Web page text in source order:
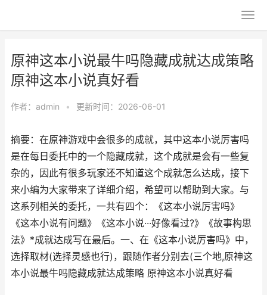
原神这本小说最牛吗隐藏成就达成策略
原神这本小说真好看
作者： admin • 更新时间：2026-06-01
摘要：在原神游戏中会很多的成就，其中这本小说厉害吗
是在每日委托中的一个隐藏成就，这个成就是会有一些复
杂的，因此有很多玩家还不知道这个成就怎么达成，接下
来小编为大家带来了详细介绍，希望可以帮助到大家。与
这系列相关的委托，一共有四个：《这本小说厉害吗》
《这本小说有问题》《这本小说···好像看过?》《故事构思
法》*成就达成写在最后。一、在《这本小说厉害吗》中，
选择取材(选择灵感也行)，跟随作者分别去(三个地,原神这
本小说最牛吗隐藏成就达成策略 原神这本小说真好看